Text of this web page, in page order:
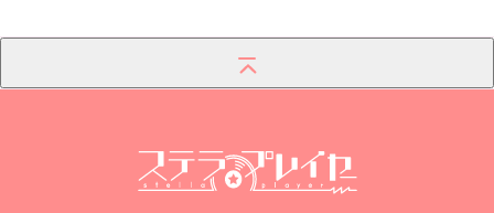
ステラプレイヤー